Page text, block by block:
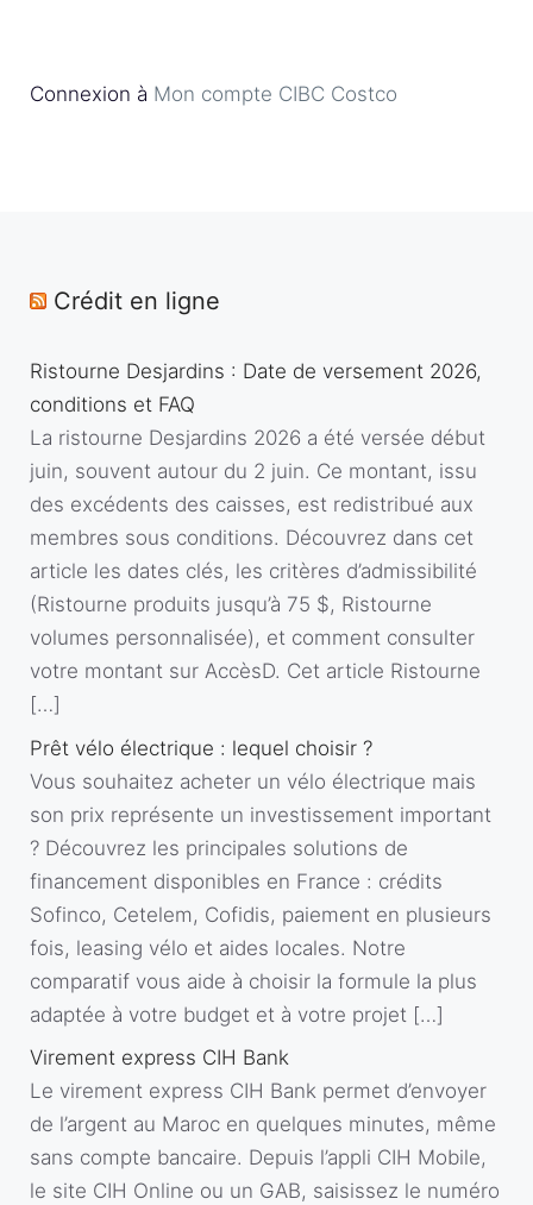
Connexion à Mon compte CIBC Costco
Crédit en ligne
Ristourne Desjardins : Date de versement 2026,
conditions et FAQ
La ristourne Desjardins 2026 a été versée début
juin, souvent autour du 2 juin. Ce montant, issu
des excédents des caisses, est redistribué aux
membres sous conditions. Découvrez dans cet
article les dates clés, les critères d’admissibilité
(Ristourne produits jusqu’à 75 $, Ristourne
volumes personnalisée), et comment consulter
votre montant sur AccèsD. Cet article Ristourne
[…]
Prêt vélo électrique : lequel choisir ?
Vous souhaitez acheter un vélo électrique mais
son prix représente un investissement important
? Découvrez les principales solutions de
financement disponibles en France : crédits
Sofinco, Cetelem, Cofidis, paiement en plusieurs
fois, leasing vélo et aides locales. Notre
comparatif vous aide à choisir la formule la plus
adaptée à votre budget et à votre projet […]
Virement express CIH Bank
Le virement express CIH Bank permet d’envoyer
de l’argent au Maroc en quelques minutes, même
sans compte bancaire. Depuis l’appli CIH Mobile,
le site CIH Online ou un GAB, saisissez le numéro